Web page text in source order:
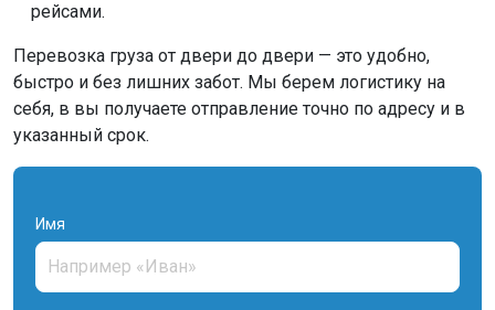
рейсами.
Перевозка груза от двери до двери — это удобно,
быстро и без лишних забот. Мы берем логистику на
себя, в вы получаете отправление точно по адресу и в
указанный срок.
Имя